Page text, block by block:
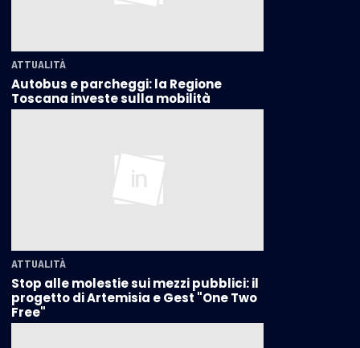
ATTUALITÀ
Autobus e parcheggi: la Regione
Toscana investe sulla mobilità
ATTUALITÀ
Stop alle molestie sui mezzi pubblici: il
progetto di Artemisia e Gest "One Two
Free"